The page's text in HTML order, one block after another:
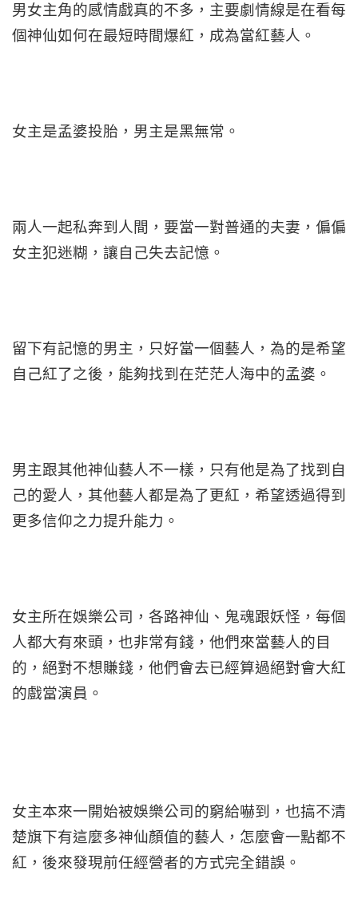
男女主角的感情戲真的不多，主要劇情線是在看每
個神仙如何在最短時間爆紅，成為當紅藝人。
女主是孟婆投胎，男主是黑無常。
兩人一起私奔到人間，要當一對普通的夫妻，偏偏
女主犯迷糊，讓自己失去記憶。
留下有記憶的男主，只好當一個藝人，為的是希望
自己紅了之後，能夠找到在茫茫人海中的孟婆。
男主跟其他神仙藝人不一樣，只有他是為了找到自
己的愛人，其他藝人都是為了更紅，希望透過得到
更多信仰之力提升能力。
女主所在娛樂公司，各路神仙、鬼魂跟妖怪，每個
人都大有來頭，也非常有錢，他們來當藝人的目
的，絕對不想賺錢，他們會去已經算過絕對會大紅
的戲當演員。
女主本來一開始被娛樂公司的窮給嚇到，也搞不清
楚旗下有這麼多神仙顏值的藝人，怎麼會一點都不
紅，後來發現前任經營者的方式完全錯誤。